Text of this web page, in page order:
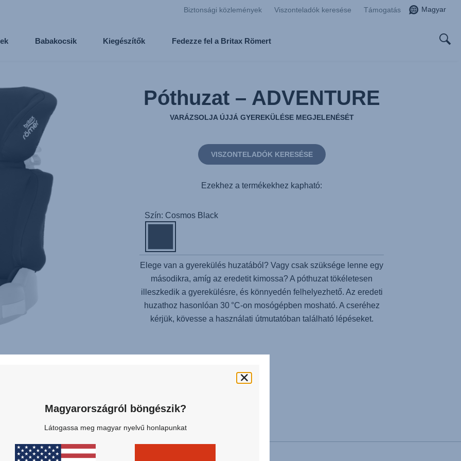
Biztonsági közlemények Viszonteladók keresése Támogatás Magyar
Babakocsik Kiegészítők Fedezze fel a Britax Römert
Póthuzat – ADVENTURE
VARÁZSOLJA ÚJJÁ GYEREKÜLÉSE MEGJELENÉSÉT
VISZONTELADÓK KERESÉSE
Ezekhez a termékekhez kapható:
Szín: Cosmos Black
Elege van a gyerekülés huzatából? Vagy csak szüksége lenne egy
másodikra, amíg az eredetit kimossa? A póthuzat tökéletesen
illeszkedik a gyerekülésre, és könnyedén felhelyezhető. Az eredeti
huzathoz hasonlóan 30 °C-on mosógépben mosható. A cseréhez
kérjük, kövesse a használati útmutatóban található lépéseket.
Magyarországról böngészik?
Látogassa meg magyar nyelvű honlapunkat